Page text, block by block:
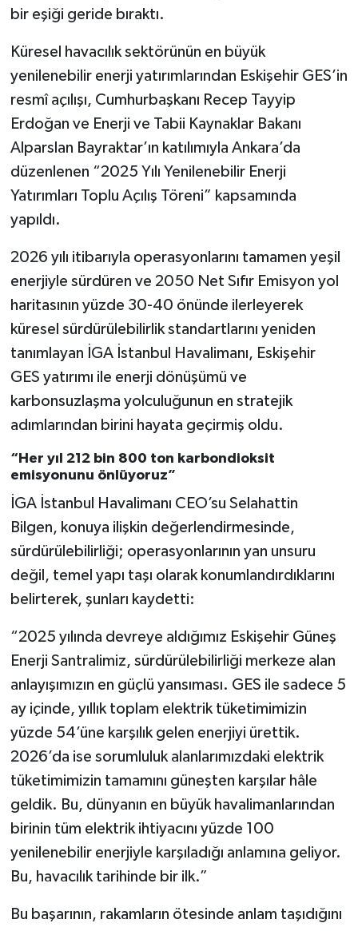
bir eşiği geride bıraktı.
Küresel havacılık sektörünün en büyük
yenilenebilir enerji yatırımlarından Eskişehir GES’in
resmî açılışı, Cumhurbaşkanı Recep Tayyip
Erdoğan ve Enerji ve Tabii Kaynaklar Bakanı
Alparslan Bayraktar’ın katılımıyla Ankara’da
düzenlenen “2025 Yılı Yenilenebilir Enerji
Yatırımları Toplu Açılış Töreni” kapsamında
yapıldı.
2026 yılı itibarıyla operasyonlarını tamamen yeşil
enerjiyle sürdüren ve 2050 Net Sıfır Emisyon yol
haritasının yüzde 30-40 önünde ilerleyerek
küresel sürdürülebilirlik standartlarını yeniden
tanımlayan İGA İstanbul Havalimanı, Eskişehir
GES yatırımı ile enerji dönüşümü ve
karbonsuzlaşma yolculuğunun en stratejik
adımlarından birini hayata geçirmiş oldu.
“Her yıl 212 bin 800 ton karbondioksit
emisyonunu önlüyoruz”
İGA İstanbul Havalimanı CEO’su Selahattin
Bilgen, konuya ilişkin değerlendirmesinde,
sürdürülebilirliği; operasyonlarının yan unsuru
değil, temel yapı taşı olarak konumlandırdıklarını
belirterek, şunları kaydetti:
“2025 yılında devreye aldığımız Eskişehir Güneş
Enerji Santralimiz, sürdürülebilirliği merkeze alan
anlayışımızın en güçlü yansıması. GES ile sadece 5
ay içinde, yıllık toplam elektrik tüketimimizin
yüzde 54’üne karşılık gelen enerjiyi ürettik.
2026’da ise sorumluluk alanlarımızdaki elektrik
tüketimimizin tamamını güneşten karşılar hâle
geldik. Bu, dünyanın en büyük havalimanlarından
birinin tüm elektrik ihtiyacını yüzde 100
yenilenebilir enerjiyle karşıladığı anlamına geliyor.
Bu, havacılık tarihinde bir ilk.”
Bu başarının, rakamların ötesinde anlam taşıdığını